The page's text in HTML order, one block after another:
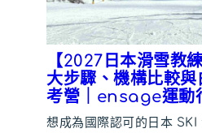
【2027日本滑雪教
大步驟、機構比較與
考營｜ensage運動
想成為國際認可的日本